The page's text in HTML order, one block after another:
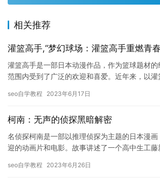
相关推荐
灌篮高手,“梦幻球场：灌篮高手重燃青
灌篮高手是一部日本动漫作品，作为篮球题材
范围内受到了广泛的欢迎和喜爱。近年来，以
燃青…
seo自学教程 2023年6月17日
柯南：无声的侦探黑暗解密
名侦探柯南是一部以推理侦探为主题的日本漫
迎的动画片和电影。故事讲述了一个高中生工
后，他化…
seo自学教程 2023年6月26日